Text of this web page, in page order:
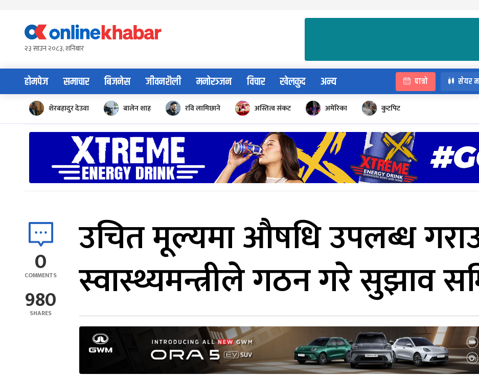
content२३ साउन २०८३, शनिबार
होमपेज समाचार बिजनेस जीवनशैली मनोरञ्जन विचार खेलकुद अन्य पात्रो सेयर
शेरबहादुर देउवा बालेन शाह रवि लामिछाने अस्तित्व संकट अमेरिका कुटपिट
0
COMMENTS
980
SHARES
उचित मूल्यमा औषधि उपलब्ध
स्वास्थ्यमन्त्रीले गठन गरे सुझाव